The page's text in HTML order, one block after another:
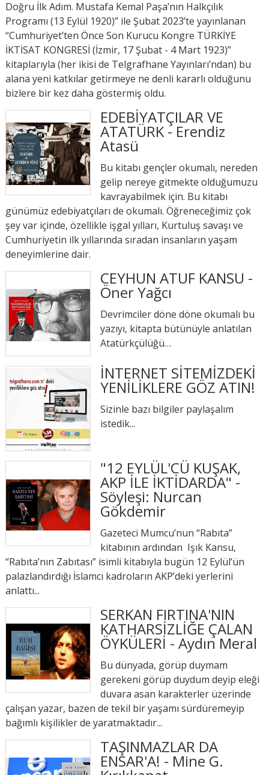
Doğru İlk Adım. Mustafa Kemal Paşa’nın Halkçılık
Programı (13 Eylül 1920)” ile Şubat 2023’te yayınlanan
“Cumhuriyet’ten Önce Son Kurucu Kongre TÜRKİYE
İKTİSAT KONGRESİ (İzmir, 17 Şubat - 4 Mart 1923)”
kitaplarıyla (her ikisi de Telgrafhane Yayınları’ndan) bu
alana yeni katkılar getirmeye ne denli kararlı olduğunu
bizlere bir kez daha göstermiş oldu.
EDEBİYATÇILAR VE
ATATÜRK - Erendiz
Atasü
Bu kitabı gençler okumalı, nereden
gelip nereye gitmekte olduğumuzu
kavrayabilmek için. Bu kitabı
günümüz edebiyatçıları de okumalı. Öğreneceğimiz çok
şey var içinde, özellikle işgal yılları, Kurtuluş savaşı ve
Cumhuriyetin ilk yıllarında sıradan insanların yaşam
deneyimlerine dair.
CEYHUN ATUF KANSU -
Öner Yağcı
Devrimciler döne döne okumalı bu
yazıyı, kitapta bütünüyle anlatılan
Atatürkçülüğü…
İNTERNET SİTEMİZDEKİ
YENİLİKLERE GÖZ ATIN!
Sizinle bazı bilgiler paylaşalım
istedik...
"12 EYLÜL'CÜ KUŞAK,
AKP İLE İKTİDARDA" -
Söyleşi: Nurcan
Gökdemir
Gazeteci Mumcu’nun “Rabıta”
kitabının ardından Işık Kansu,
“Rabıta’nın Zabıtası” isimli kitabıyla bugün 12 Eylül’ün
palazlandırdığı İslamcı kadroların AKP’deki yerlerini
anlattı...
SERKAN FIRTINA'NIN
KATHARSİZLİĞE ÇALAN
ÖYKÜLERİ - Aydın Meral
Bu dünyada, görüp duymam
gerekeni görüp duydum deyip eleği
duvara asan karakterler üzerinde
çalışan yazar, bazen de tekil bir yaşamı sürdüremeyip
bağımlı kişilikler de yaratmaktadır...
TAŞINMAZLAR DA
ENSAR'A! - Mine G.